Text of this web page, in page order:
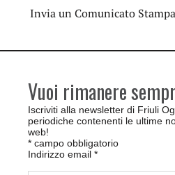
Invia un Comunicato Stampa
Vuoi rimanere
Iscriviti alla newsletter di Friuli
periodiche contenenti le ultime
web!
* campo obbligatorio
Indirizzo email *